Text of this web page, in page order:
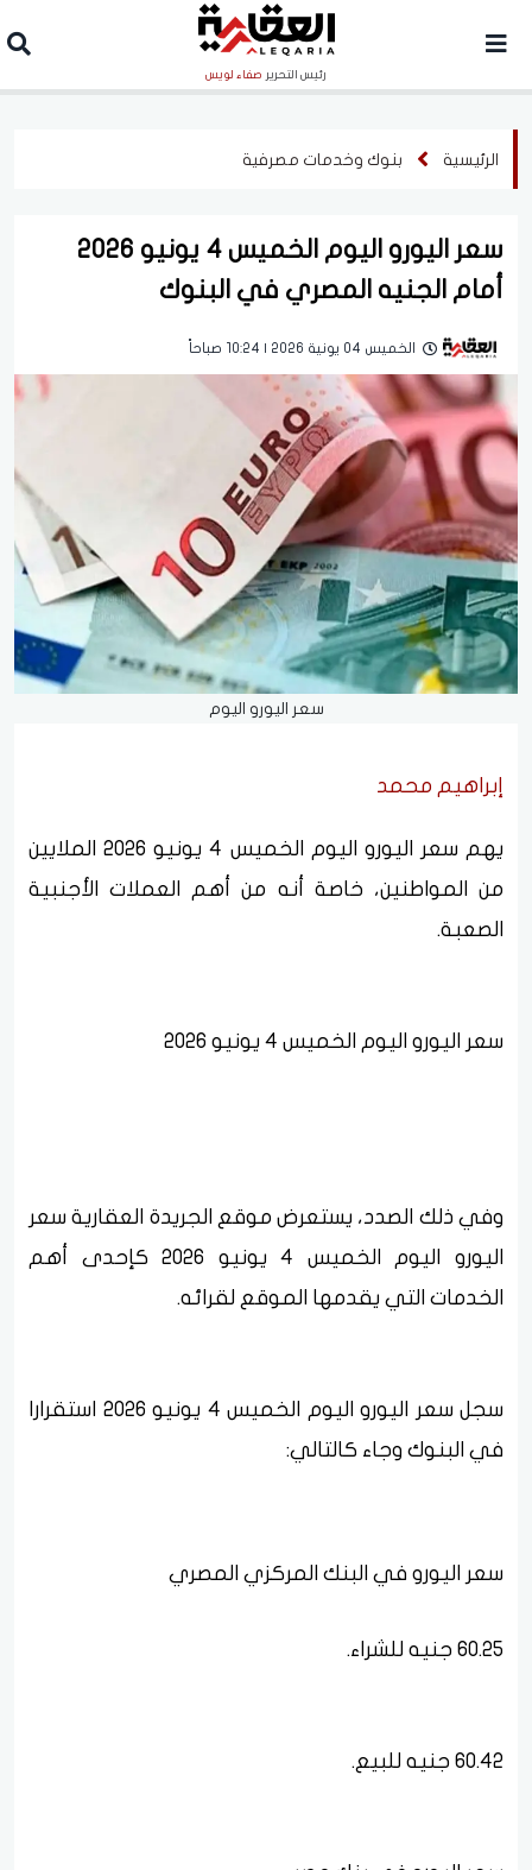
رئيس التحرير صفاء لويس
الرئيسية بنوك وخدمات مصرفية
سعر اليورو اليوم الخميس 4 يونيو 2026
أمام الجنيه المصري في البنوك
الخميس 04 يونية 2026 | 10:24 صباحاً
سعر اليورو اليوم
إبراهيم محمد
يهم سعر اليورو اليوم الخميس 4 يونيو 2026 الملايين
من المواطنين، خاصة أنه من أهم العملات الأجنبية
الصعبة.
سعر اليورو اليوم الخميس 4 يونيو 2026
وفي ذلك الصدد، يستعرض موقع الجريدة العقارية سعر
اليورو اليوم الخميس 4 يونيو 2026 كإحدى أهم
الخدمات التي يقدمها الموقع لقرائه.
سجل سعر اليورو اليوم الخميس 4 يونيو 2026 استقرارا
في البنوك وجاء كالتالي:
سعر اليورو في البنك المركزي المصري
60.25 جنيه للشراء.
60.42 جنيه للبيع.